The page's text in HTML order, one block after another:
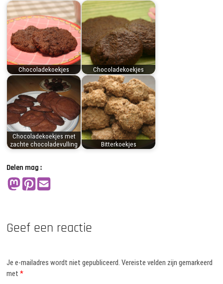
Chocoladekoekjes Chocoladekoekjes
Chocoladekoekjes met
zachte chocoladevulling
Bitterkoekjes
Delen mag :
Geef een reactie
Je e-mailadres wordt niet gepubliceerd. Vereiste velden zijn gemarkeerd
met*